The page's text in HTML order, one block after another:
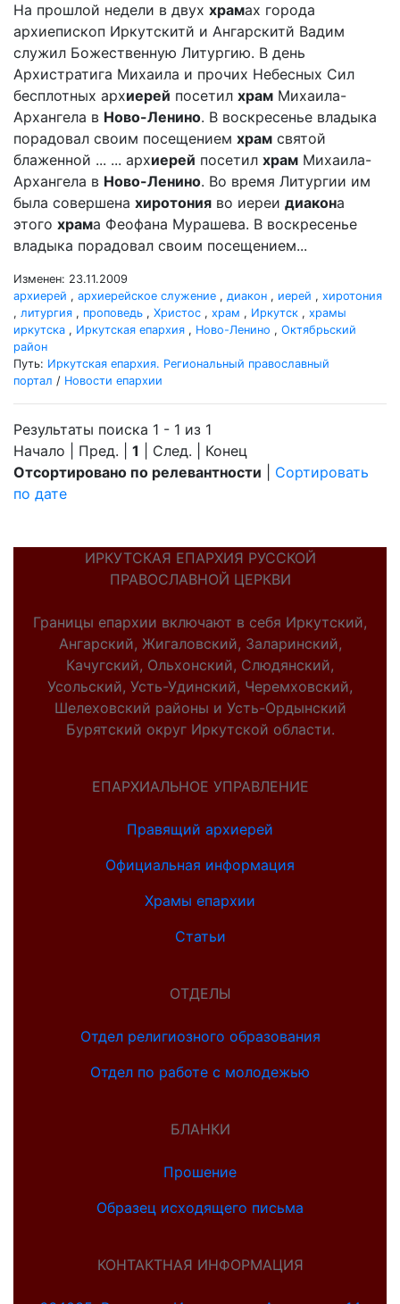
На прошлой недели в двух храмах города
архиепископ Иркутскитй и Ангарскитй Вадим
служил Божественную Литургию. В день
Архистратига Михаила и прочих Небесных Сил
бесплотных архиерей посетил храм Михаила-
Архангела в Ново-Ленино. В воскресенье владыка
порадовал своим посещением храм святой
блаженной ... ... архиерей посетил храм Михаила-
Архангела в Ново-Ленино. Во время Литургии им
была совершена хиротония во иереи диакона
этого храма Феофана Мурашева. В воскресенье
владыка порадовал своим посещением...
Изменен: 23.11.2009
архиерей , архиерейское служение , диакон , иерей , хиротония
, литургия , проповедь , Христос , храм , Иркутск , храмы
иркутска , Иркутская епархия , Ново-Ленино , Октябрьский
район
Путь: Иркутская епархия. Региональный православный
портал / Новости епархии
Результаты поиска 1 - 1 из 1
Начало | Пред. | 1 | След. | Конец
Отсортировано по релевантности
Сортировать
по дате
ИРКУТСКАЯ ЕПАРХИЯ РУССКОЙ
ПРАВОСЛАВНОЙ ЦЕРКВИ
Границы епархии включают в себя Иркутский,
Ангарский, Жигаловский, Заларинский,
Качугский, Ольхонский, Слюдянский,
Усольский, Усть-Удинский, Черемховский,
Шелеховский районы и Усть-Ордынский
Бурятский округ Иркутской области.
ЕПАРХИАЛЬНОЕ УПРАВЛЕНИЕ
Правящий архиерей
Официальная информация
Храмы епархии
Статьи
ОТДЕЛЫ
Отдел религиозного образования
Отдел по работе с молодежью
БЛАНКИ
Прошение
Образец исходящего письма
КОНТАКТНАЯ ИНФОРМАЦИЯ